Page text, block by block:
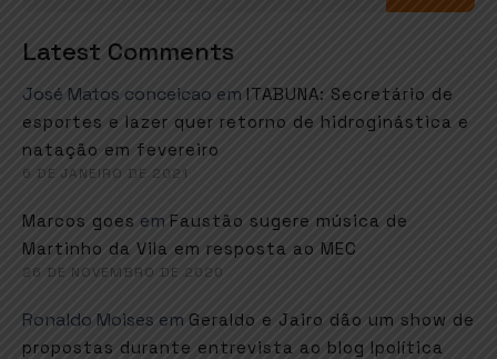
Latest Comments
José Matos conceicao em ITABUNA: Secretário de
esportes e lazer quer retorno de hidroginástica e
natação em fevereiro
6 DE JANEIRO DE 2021
Marcos goes em Faustão sugere música de
Martinho da Vila em resposta ao MEC
26 DE NOVEMBRO DE 2020
Ronaldo Moises em Geraldo e Jairo dão um show de
propostas durante entrevista ao blog Ipolítica